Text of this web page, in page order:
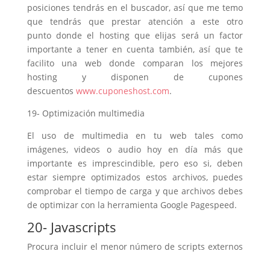
posiciones tendrás en el buscador, así que me temo
que tendrás que prestar atención a este otro
punto donde el hosting que elijas será un factor
importante a tener en cuenta también, así que te
facilito una web donde comparan los mejores
hosting y disponen de cupones
descuentos www.cuponeshost.com.
19- Optimización multimedia
El uso de multimedia en tu web tales como
imágenes, videos o audio hoy en día más que
importante es imprescindible, pero eso si, deben
estar siempre optimizados estos archivos, puedes
comprobar el tiempo de carga y que archivos debes
de optimizar con la herramienta Google Pagespeed.
20- Javascripts
Procura incluir el menor número de scripts externos